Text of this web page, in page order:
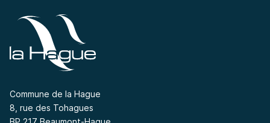
Commune de la Hague
8, rue des Tohagues